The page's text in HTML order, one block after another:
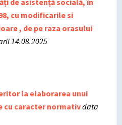
de asistență socială, în
cu modificarile si
, de pe raza orasului
14.08.2025
la elaborarea unui
cu caracter normativdata